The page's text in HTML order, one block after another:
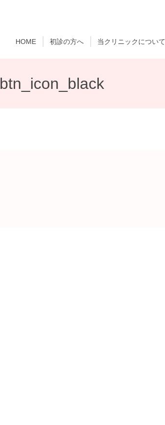
HOME 初診の方へ 当クリニックについて
btn_icon_black